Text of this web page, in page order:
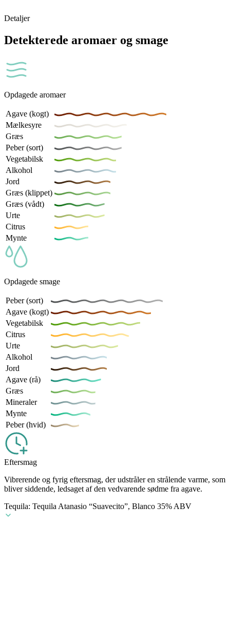
Detaljer
Detekterede aromaer og smage
Opdagede aromaer
Agave (kogt)
Mælkesyre
Græs
Peber (sort)
Vegetabilsk
Alkohol
Jord
Græs (klippet)
Græs (vådt)
Urte
Citrus
Mynte
Opdagede smage
Peber (sort)
Agave (kogt)
Vegetabilsk
Citrus
Urte
Alkohol
Jord
Agave (rå)
Græs
Mineraler
Mynte
Peber (hvid)
Eftersmag
Vibrerende og fyrig eftersmag, der udstråler en strålende varme, som
bliver siddende, ledsaget af den vedvarende sødme fra agave.
Tequila: Tequila Atanasio “Suavecito”, Blanco 35% ABV